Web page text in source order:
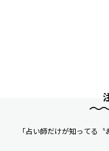
「占い師だけが知ってる